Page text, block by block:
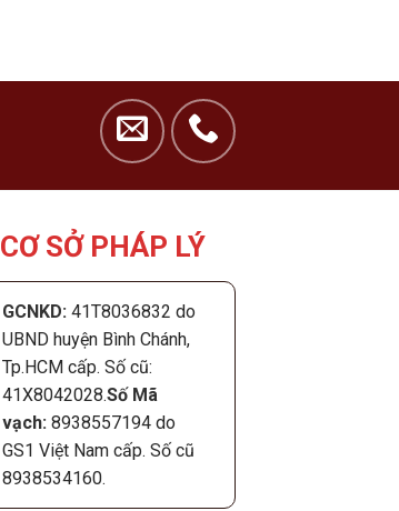
CƠ SỞ PHÁP LÝ
GCNKD: 41T8036832 do
UBND huyện Bình Chánh,
Tp.HCM cấp. Số cũ:
41X8042028.Số Mã
vạch: 8938557194 do
GS1 Việt Nam cấp. Số cũ
8938534160.